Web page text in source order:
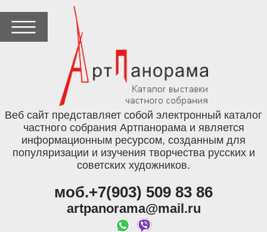
Веб сайт представляет собой электронный каталог
частного собрания Артпанорама и является
информационным ресурсом, созданным для
популяризации и изучения творчества русских и
советских художников.
моб.+7(903) 509 83 86
artpanorama@mail.ru